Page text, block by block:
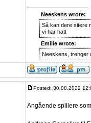
Neeskens wrote:
Så kan dere sitere
vi har hatt
Emilie wrote:
Neeskens, trenger
Posted: 30.08.2022
Angående spillere